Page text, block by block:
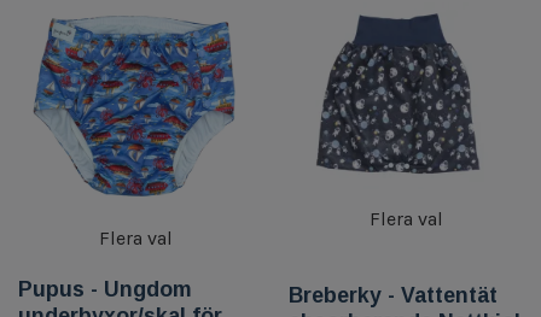
Flera val
Pupus - Ungdom
Flera val
Breberky - Vattentät